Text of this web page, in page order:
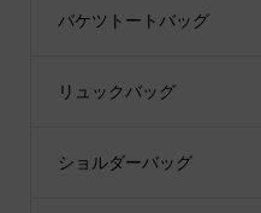
バケツトートバッグ
リュックバッグ
ショルダーバッグ